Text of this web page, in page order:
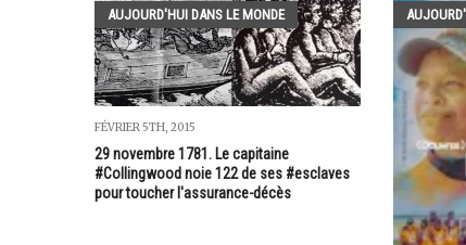
AUJOURD'HUI DANS LE MONDE
FÉVRIER 5TH, 2015
29 novembre 1781. Le capitaine
#Collingwood noie 122 de ses #esclaves
pour toucher l'assurance-décès